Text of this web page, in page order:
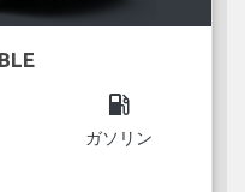
local_gas_station
ガソリン